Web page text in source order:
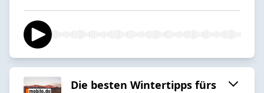
Die besten Wintertipps fürs